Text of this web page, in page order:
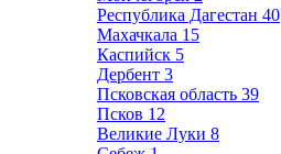
Республика Дагестан 40
Махачкала 15
Каспийск 5
Дербент 3
Псковская область 39
Псков 12
Великие Луки 8